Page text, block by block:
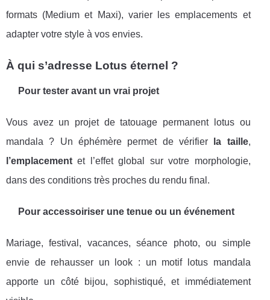
formats (Medium et Maxi), varier les emplacements et
adapter votre style à vos envies.
À qui s’adresse Lotus éternel ?
Pour tester avant un vrai projet
Vous avez un projet de tatouage permanent lotus ou
mandala ? Un éphémère permet de vérifier
la taille,
l’emplacement et l’effet global sur votre morphologie,
dans des conditions très proches du rendu final.
Pour accessoiriser une tenue ou un événement
Mariage, festival, vacances, séance photo, ou simple
envie de rehausser un look : un motif lotus mandala
apporte un côté bijou, sophistiqué, et immédiatement